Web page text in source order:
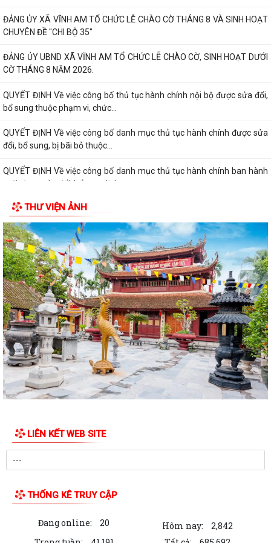
ĐẢNG ỦY XÃ VĨNH AM TỔ CHỨC LỄ CHÀO CỜ THÁNG 8 VÀ SINH HOẠT
CHUYÊN ĐỀ "CHI BỘ 35"
ĐẢNG ỦY UBND XÃ VĨNH AM TỔ CHỨC LỄ CHÀO CỜ, SINH HOẠT DƯỚI
CỜ THÁNG 8 NĂM 2026.
QUYẾT ĐỊNH Về việc công bố thủ tục hành chính nội bộ được sửa đổi,
bổ sung thuộc phạm vi, chức...
QUYẾT ĐỊNH Về việc công bố danh mục thủ tục hành chính được sửa
đổi, bổ sung, bị bãi bỏ thuộc...
QUYẾT ĐỊNH Về việc công bố danh mục thủ tục hành chính ban hành
mới, được sửa đổi, bổ sung lĩnh...
QUYẾT ĐỊNH Về việc công bố Danh mục thủ tục hành chính được sửa
đổi, bổ sung thuộc phạm vi chức...
QUYẾT ĐỊNH tháng năm 2026 Về việc công bố thủ tục hành chính nội
bộ mới ban hành thuộc...
QUYẾT ĐỊNH Về việc công bố danh mục thủ tục hành chính ban hành
mới lĩnh vực điện lực thuộc phạm...
BAN TUYÊN GIÁO VÀ DÂN VẬN THÀNH ỦY HẢI PHÒNG TỔ CHỨC HỘI
NGHỊ BÁO CÁO VIÊN THÀNH PHỐ THÁNG 7 NĂM...
XÃ VĨNH AM THAM DỰ HỘI NGHỊ TẬP HUẤN TRIỂN KHAI THỦ TỤC
HÀNH CHÍNH CỦA ĐẢNG TRÊN MÔI TRƯỜNG ĐIỆN...
XÃ VĨNH AM TỔ CHỨC LỄ CÔNG BỐ QUYẾT ĐỊNH THÀNH LẬP ĐẢNG
HỘI CỰU CHIẾN BINH XÃ VĨNH AM TỔ CHỨC LỄ KẾT NẠP HỘI VIÊN MỚI
VÀ HỘI NGHỊ SƠ KẾT CÔNG TÁC HỘI 6...
UBND THÀNH PHỐ THÁNG 7 NĂM 2026.
NGHỊ BÁO CÁO VIÊN THÀNH PHỐ THÁNG 7 NĂM...
THƯ VIỆN ẢNH
LIÊN KẾT WEB SITE
THỐNG KÊ TRUY CẬP
Đang online: 20 Hôm nay:
2,842